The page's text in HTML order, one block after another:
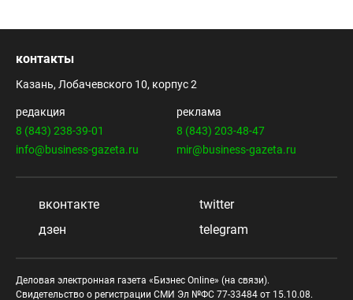
контакты
Казань, Лобачевского 10, корпус 2
редакция
8 (843) 238-39-01
info@business-gazeta.ru
реклама
8 (843) 203-48-47
mir@business-gazeta.ru
вконтакте
twitter
дзен
telegram
Деловая электронная газета «Бизнес Online» (на связи).
Свидетельство о регистрации СМИ Эл №ФС 77-33484 от 15.10.08.